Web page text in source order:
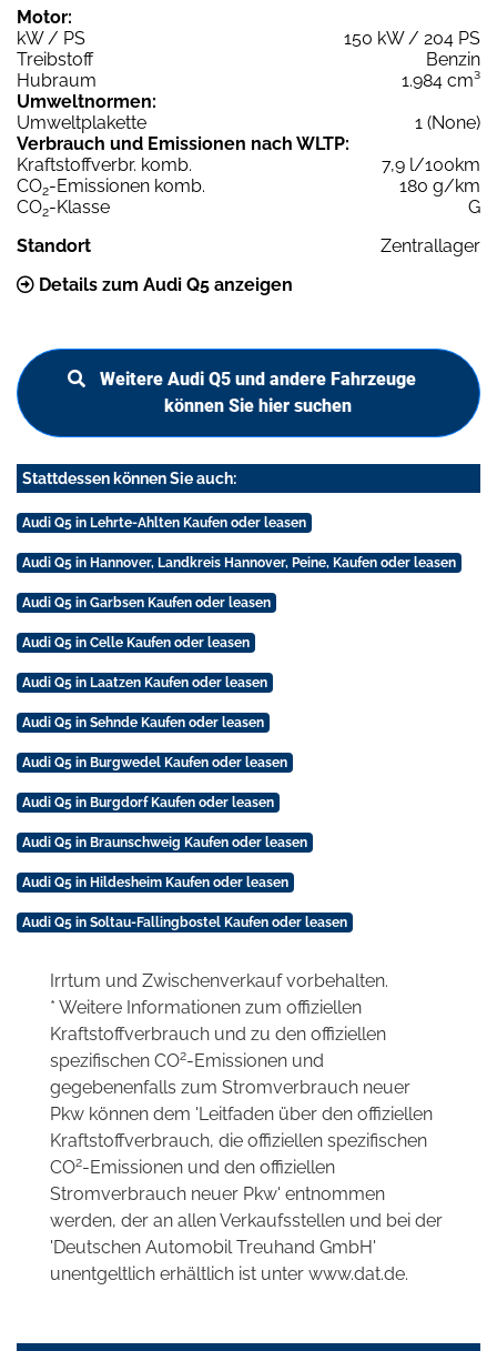
Motor:
kW / PS
150 kW / 204 PS
Treibstoff
Benzin
Hubraum
1.984 cm³
Umweltnormen:
Umweltplakette
1 (None)
Verbrauch und Emissionen nach WLTP:
Kraftstoffverbr. komb.
7,9 l/100km
CO2-Emissionen komb.
180 g/km
CO2-Klasse
G
Standort
Zentrallager
Details zum Audi Q5 anzeigen
Weitere Audi Q5 und andere Fahrzeuge
können Sie hier suchen
Stattdessen können Sie auch:
Audi Q5 in Lehrte-Ahlten Kaufen oder leasen
Audi Q5 in Hannover, Landkreis Hannover, Peine, Kaufen oder leasen
Audi Q5 in Garbsen Kaufen oder leasen
Audi Q5 in Celle Kaufen oder leasen
Audi Q5 in Laatzen Kaufen oder leasen
Audi Q5 in Sehnde Kaufen oder leasen
Audi Q5 in Burgwedel Kaufen oder leasen
Audi Q5 in Burgdorf Kaufen oder leasen
Audi Q5 in Braunschweig Kaufen oder leasen
Audi Q5 in Hildesheim Kaufen oder leasen
Audi Q5 in Soltau-Fallingbostel Kaufen oder leasen
Irrtum und Zwischenverkauf vorbehalten.
* Weitere Informationen zum offiziellen
Kraftstoffverbrauch und zu den offiziellen
spezifischen CO2-Emissionen und
gegebenenfalls zum Stromverbrauch neuer
Pkw können dem 'Leitfaden über den offiziellen
Kraftstoffverbrauch, die offiziellen spezifischen
CO2-Emissionen und den offiziellen
Stromverbrauch neuer Pkw' entnommen
werden, der an allen Verkaufsstellen und bei der
'Deutschen Automobil Treuhand GmbH'
unentgeltlich erhältlich ist unter www.dat.de.